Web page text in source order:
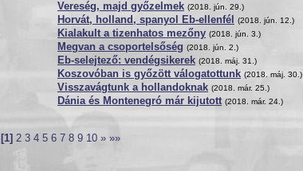
Vereség, majd győzelmek (2018. jún. 29.)
Horvát, holland, spanyol Eb-ellenfél (2018. jún. 12.)
Kialakult a tizenhatos mezőny (2018. jún. 3.)
Megvan a csoportelsőség (2018. jún. 2.)
Eb-selejtező: vendégsikerek (2018. máj. 31.)
Koszovóban is győzött válogatottunk (2018. máj. 30.)
Visszavágtunk a hollandoknak (2018. már. 25.)
Dánia és Montenegró már kijutott (2018. már. 24.)
[1] 2 3 4 5 6 7 8 9 10 » »»